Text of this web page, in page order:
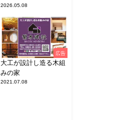
2026.05.08
広告
大工が設計し造る木組
みの家
2021.07.08